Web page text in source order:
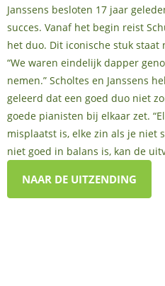
Janssens besloten 17 jaar
succes. Vanaf het begin reist
het duo. Dit iconische stuk
“We waren eindelijk dapper
nemen.” Scholtes en Janssens
geleerd dat een goed duo niet
goede pianisten bij elkaar zet.
misplaatst is, elke zin als je niet
niet goed in balans is, kan de
NAAR DE UITZENDING